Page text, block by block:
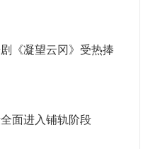
《凝望云冈》受热捧
面进入铺轨阶段